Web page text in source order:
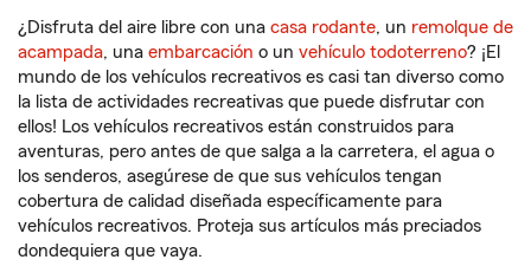
¿Disfruta del aire libre con una casa rodante, un remolque de
acampada, una embarcación o un vehículo todoterreno? ¡El
mundo de los vehículos recreativos es casi tan diverso como
la lista de actividades recreativas que puede disfrutar con
ellos! Los vehículos recreativos están construidos para
aventuras, pero antes de que salga a la carretera, el agua o
los senderos, asegúrese de que sus vehículos tengan
cobertura de calidad diseñada específicamente para
vehículos recreativos. Proteja sus artículos más preciados
dondequiera que vaya.